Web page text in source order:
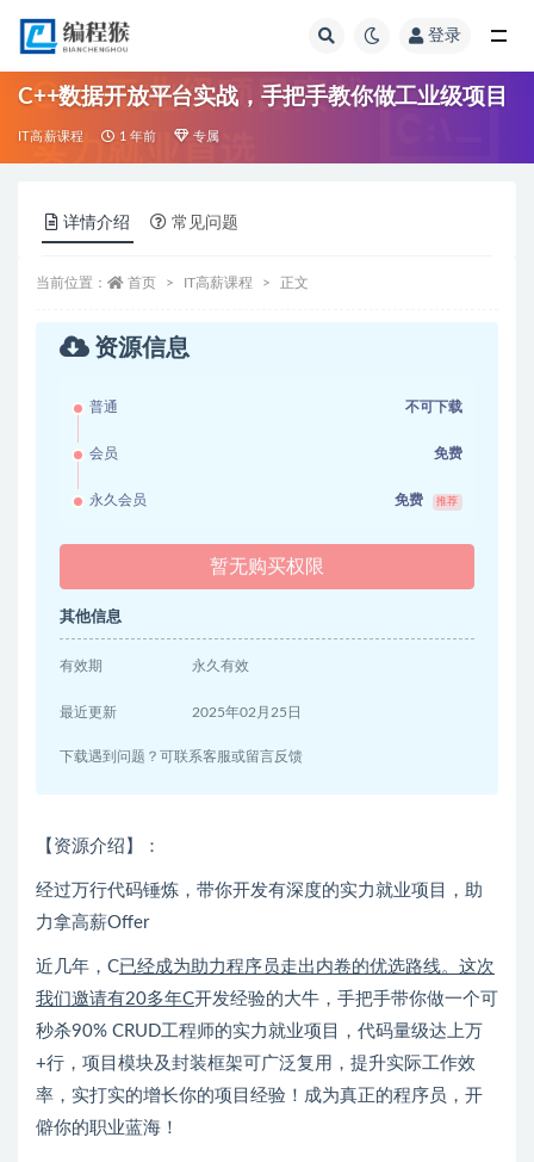
登录
C++数据开放平台实战，手把手教你做工业级项目
IT高薪课程 1 年前 专属
详情介绍 常见问题
当前位置： 首页 IT高薪课程 正文
资源信息
普通 不可下载
会员 免费
永久会员 免费 推荐
暂无购买权限
其他信息
有效期 永久有效
最近更新 2025年02月25日
下载遇到问题？可联系客服或留言反馈
【资源介绍】：
经过万行代码锤炼，带你开发有深度的实力就业项目，助
力拿高薪Offer
近几年，C已经成为助力程序员走出内卷的优选路线。这次
我们邀请有20多年C开发经验的大牛，手把手带你做一个可
秒杀90% CRUD工程师的实力就业项目，代码量级达上万
+行，项目模块及封装框架可广泛复用，提升实际工作效
率，实打实的增长你的项目经验！成为真正的程序员，开
僻你的职业蓝海！